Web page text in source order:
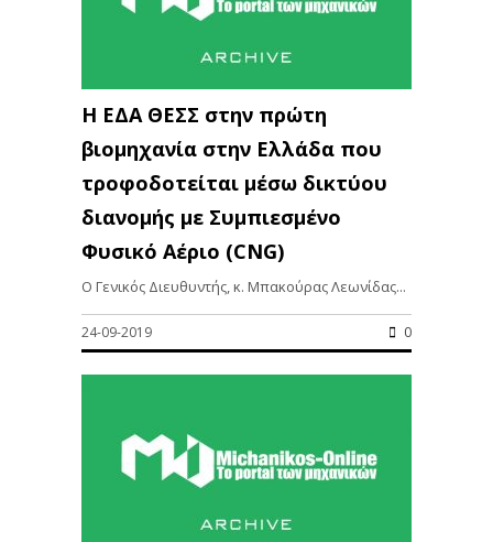
Η ΕΔΑ ΘΕΣΣ στην πρώτη
βιομηχανία στην Ελλάδα που
τροφοδοτείται μέσω δικτύου
διανομής με Συμπιεσμένο
Φυσικό Αέριο (CNG)
Ο Γενικός Διευθυντής, κ. Μπακούρας Λεωνίδας...
24-09-2019 0